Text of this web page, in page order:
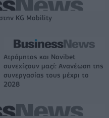
KG Mobility
Ατρόμητος και Novibet
συνεχίζουν μαζί: Ανανέωση της
συνεργασίας τους μέχρι το
2028